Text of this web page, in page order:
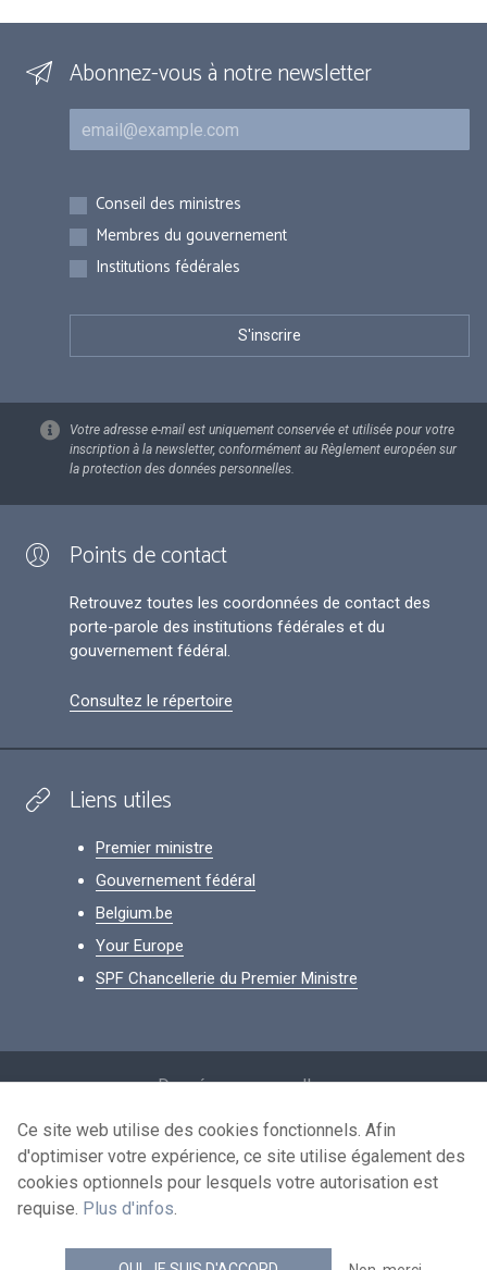
Abonnez-vous à notre newsletter
Courriel
Inscriptions
Conseil des ministres
Membres du gouvernement
Institutions fédérales
Votre adresse e-mail est uniquement conservée et utilisée pour votre
inscription à la newsletter, conformément au Règlement européen sur
la protection des données personnelles.
Points de contact
Retrouvez toutes les coordonnées de contact des
porte-parole des institutions fédérales et du
gouvernement fédéral.
Consultez le répertoire
Liens utiles
Premier ministre
Gouvernement fédéral
Belgium.be
Your Europe
SPF Chancellerie du Premier Ministre
Données personnelles
Conditions de réutilisation
Contactez-nous
news.belgium flux RSS
Ce site web utilise des cookies fonctionnels. Afin
d'optimiser votre expérience, ce site utilise également des
cookies optionnels pour lesquels votre autorisation est
requise. Plus d'infos.